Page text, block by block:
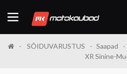
SÕIDUVARUSTUS Saapad
XR Sinine-